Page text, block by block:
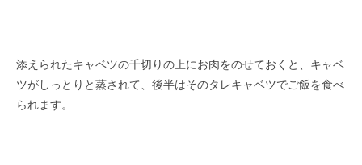
添えられたキャベツの千切りの上にお肉をのせておくと、キャベ
ツがしっとりと蒸されて、後半はそのタレキャベツでご飯を食べ
られます。